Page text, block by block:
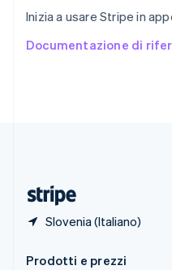
Inizia a usare Stripe in
Documentazione di
Slovenia (Italiano)
EspañolEnglish
English Español 简体中文
Prodotti e prezzi